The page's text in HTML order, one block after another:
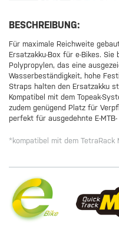
BESCHREIBUNG:
Für maximale Reichweite
Ersatzakku-Box für e-Bikes.
Polypropylen, das eine
Wasserbeständigkeit, hohe
Straps halten den Ersatzakku
Kompatibel mit dem Topeak-
zudem genügend Platz für
perfekt für ausgedehnte E-
*kompatibel mit dem TetraRack